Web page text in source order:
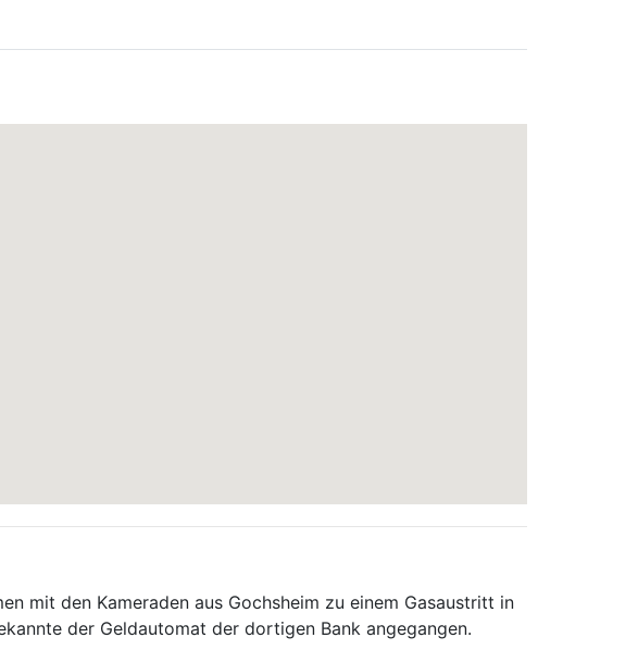
mit den Kameraden aus Gochsheim zu einem Gasaustritt in
der Geldautomat der dortigen Bank angegangen.